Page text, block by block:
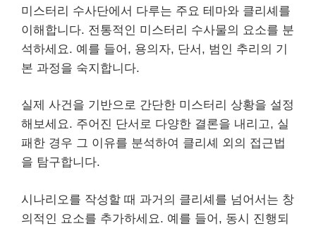
미스터리 수사단에서 다루는 주요 테마와 클리셰를
이해합니다. 전통적인 미스터리 수사물의 요소를 분
석하세요. 예를 들어, 용의자, 단서, 범인 추리의 기
본 과정을 숙지합니다.
실제 사건을 기반으로 간단한 미스터리 상황을 설정
해보세요. 주어진 단서로 다양한 결론을 내리고, 실
패한 경우 그 이유를 분석하여 클리셰 외의 접근법
을 탐구합니다.
시나리오를 작성할 때 과거의 클리셰를 넘어서는 창
의적인 요소를 추가하세요. 예를 들어, 동시 진행되